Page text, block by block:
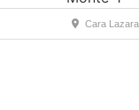
Cara